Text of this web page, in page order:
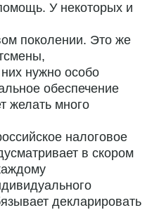
У некоторых и
поколении. Это же
нужно особо
обеспечение
желать много
налоговое
в скором
декларировать